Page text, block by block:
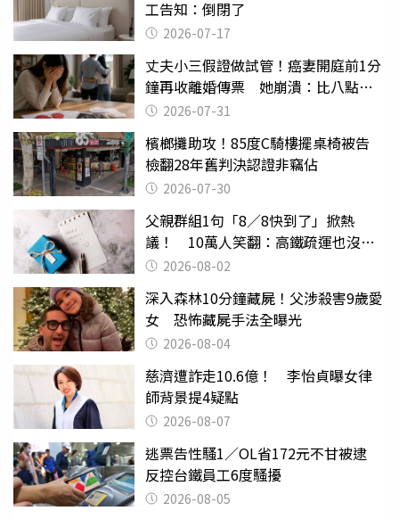
工告知：倒閉了
2026-07-17
丈夫小三假證做試管！癌妻開庭前1分
鐘再收離婚傳票 她崩潰：比八點檔
還扯2026-07-31
檳榔攤助攻！85度C騎樓擺桌椅被告
檢翻28年舊判決認證非竊佔
2026-07-30
父親群組1句「8／8快到了」掀熱
議！ 10萬人笑翻：高鐵疏運也沒列
父親節
2026-08-02
深入森林10分鐘藏屍！父涉殺害9歲愛
女 恐怖藏屍手法全曝光
2026-08-04
慈濟遭詐走10.6億！ 李怡貞曝女律
師背景提4疑點
2026-08-07
逃票告性騷1／OL省172元不甘被逮
反控台鐵員工6度騷擾
2026-08-05